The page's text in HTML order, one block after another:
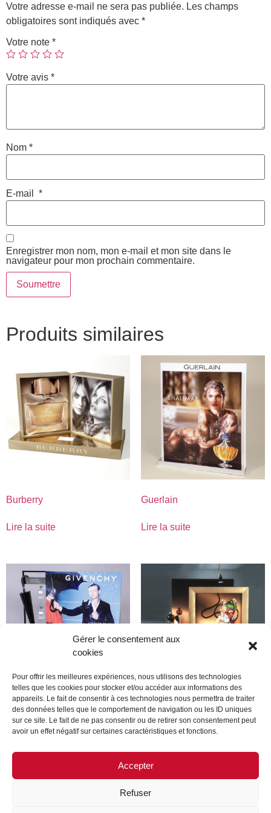
Gérer le consentement aux
cookies
Pour offrir les meilleures expériences, nous utilisons des technologies
telles que les cookies pour stocker et/ou accéder aux informations des
appareils. Le fait de consentir à ces technologies nous permettra de traiter
des données telles que le comportement de navigation ou les ID uniques
sur ce site. Le fait de ne pas consentir ou de retirer son consentement peut
avoir un effet négatif sur certaines caractéristiques et fonctions.
Accepter
Refuser
Votre adresse e-mail ne sera pas publiée. Les champs
obligatoires sont indiqués avec *
Votre note *
Votre avis *
Nom *
E-mail *
Enregistrer mon nom, mon e-mail et mon site dans le
navigateur pour mon prochain commentaire.
Produits similaires
Burberry
Lire la suite
Guerlain
Lire la suite
Givenchy
Lire la suite
Dior
Lire la suite